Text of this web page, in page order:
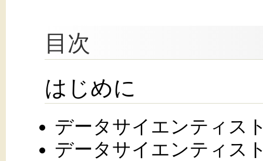
目次
はじめに
データサイエンティス
データサイエンティス